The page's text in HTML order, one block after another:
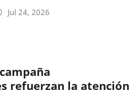
Jul 24, 2026
refuerzan la atención